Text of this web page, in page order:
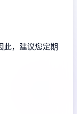
此，建议您定期